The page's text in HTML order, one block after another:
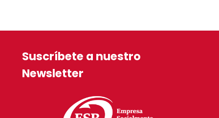
Suscríbete a nuestro
Newsletter